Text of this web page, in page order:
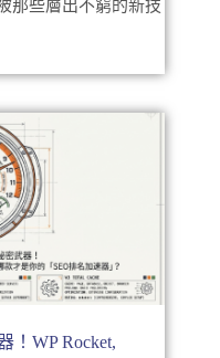
那些層出不窮的新技
！WP Rocket,